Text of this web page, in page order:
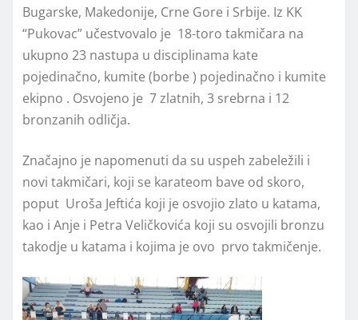
Bugarske, Makedonije, Crne Gore i Srbije. Iz KK
“Pukovac” učestvovalo je 18-toro takmičara na
ukupno 23 nastupa u disciplinama kate
pojedinačno, kumite (borbe ) pojedinačno i kumite
ekipno . Osvojeno je 7 zlatnih, 3 srebrna i 12
bronzanih odličja.
Značajno je napomenuti da su uspeh zabeležili i
novi takmičari, koji se karateom bave od skoro,
poput Uroša Jeftića koji je osvojio zlato u katama,
kao i Anje i Petra Veličkovića koji su osvojili bronzu
takodje u katama i kojima je ovo prvo takmičenje.